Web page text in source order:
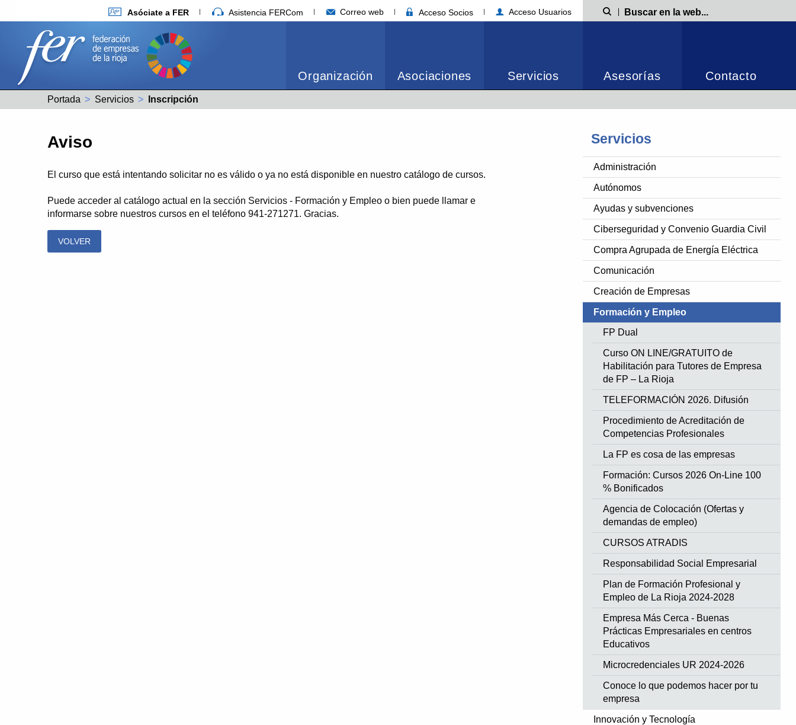
Asóciate a FER Asistencia FERCom Correo web Acceso Socios Acceso Usuarios Búsqueda
Organización Asociaciones Servicios Asesorías Contacto
Portada Servicios Actual:
Inscripción
Servicios
Administración
Autónomos
Ayudas y subvenciones
Ciberseguridad y Convenio Guardia Civil
Compra Agrupada de Energía Eléctrica
Comunicación
Creación de Empresas
Formación y Empleo
FP Dual
Curso ON LINE/GRATUITO de
Habilitación para Tutores de Empresa
de FP – La Rioja
TELEFORMACIÓN 2026. Difusión
Procedimiento de Acreditación de
Competencias Profesionales
La FP es cosa de las empresas
Formación: Cursos 2026 On-Line 100
% Bonificados
Agencia de Colocación (Ofertas y
demandas de empleo)
CURSOS ATRADIS
Responsabilidad Social Empresarial
Plan de Formación Profesional y
Empleo de La Rioja 2024-2028
Empresa Más Cerca - Buenas
Prácticas Empresariales en centros
Educativos
Microcredenciales UR 2024-2026
Conoce lo que podemos hacer por tu
empresa
Innovación y Tecnología
Aviso
El curso que está intentando solicitar no es válido o ya no está disponible en nuestro catálogo de cursos.
Puede acceder al catálogo actual en la sección Servicios - Formación y Empleo o bien puede llamar e
informarse sobre nuestros cursos en el teléfono 941-271271. Gracias.
VOLVER